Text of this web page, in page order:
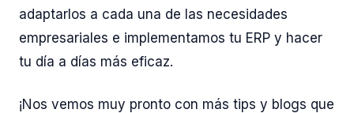
adaptarlos a cada una de las necesidades
empresariales e implementamos tu ERP y hacer
tu día a días más eficaz.
¡Nos vemos muy pronto con más tips y blogs que